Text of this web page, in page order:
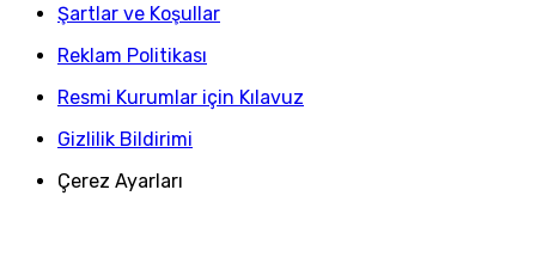
Şartlar ve Koşullar
Reklam Politikası
Resmi Kurumlar için Kılavuz
Gizlilik Bildirimi
Çerez Ayarları